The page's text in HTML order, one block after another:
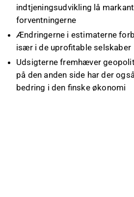
indtjeningsudvikling lå
forventningerne
Ændringerne i estimaterne
især i de uprofitable selskaber
Udsigterne fremhæver
på den anden side har der
bedring i den finske økonomi